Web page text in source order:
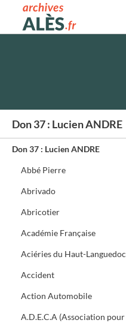
Archives municipales d'Alès
Don 37 : Lucien ANDRE
Don 37 : Lucien ANDRE
Abbé Pierre
Abrivado
Abricotier
Académie Française
Aciéries du Haut-Languedoc
Accident
Action Automobile